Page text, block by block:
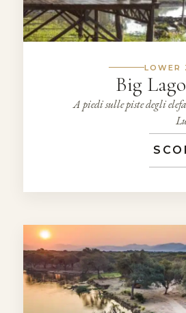
LOWER
Big
A piedi sulle piste degli